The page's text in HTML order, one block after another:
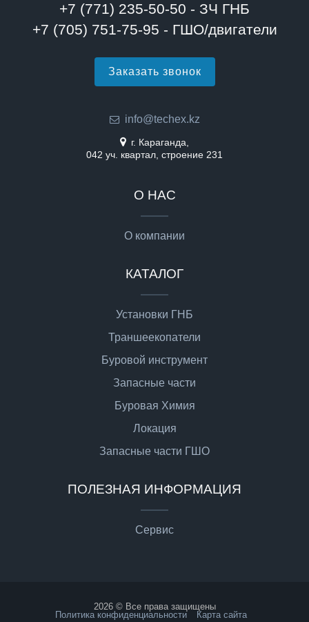
+7 (771) 235-50-50 - ЗЧ ГНБ
+7 (705) 751-75-95 - ГШО/двигатели
Заказать звонок
info@techex.kz
г. Караганда,
042 уч. квартал, строение 231
О НАС
О компании
КАТАЛОГ
Установки ГНБ
Траншеекопатели
Буровой инструмент
Запасные части
Буровая Химия
Локация
Запасные части ГШО
ПОЛЕЗНАЯ ИНФОРМАЦИЯ
Сервис
2026 © Все права защищены
Политика конфиденциальности
Карта сайта